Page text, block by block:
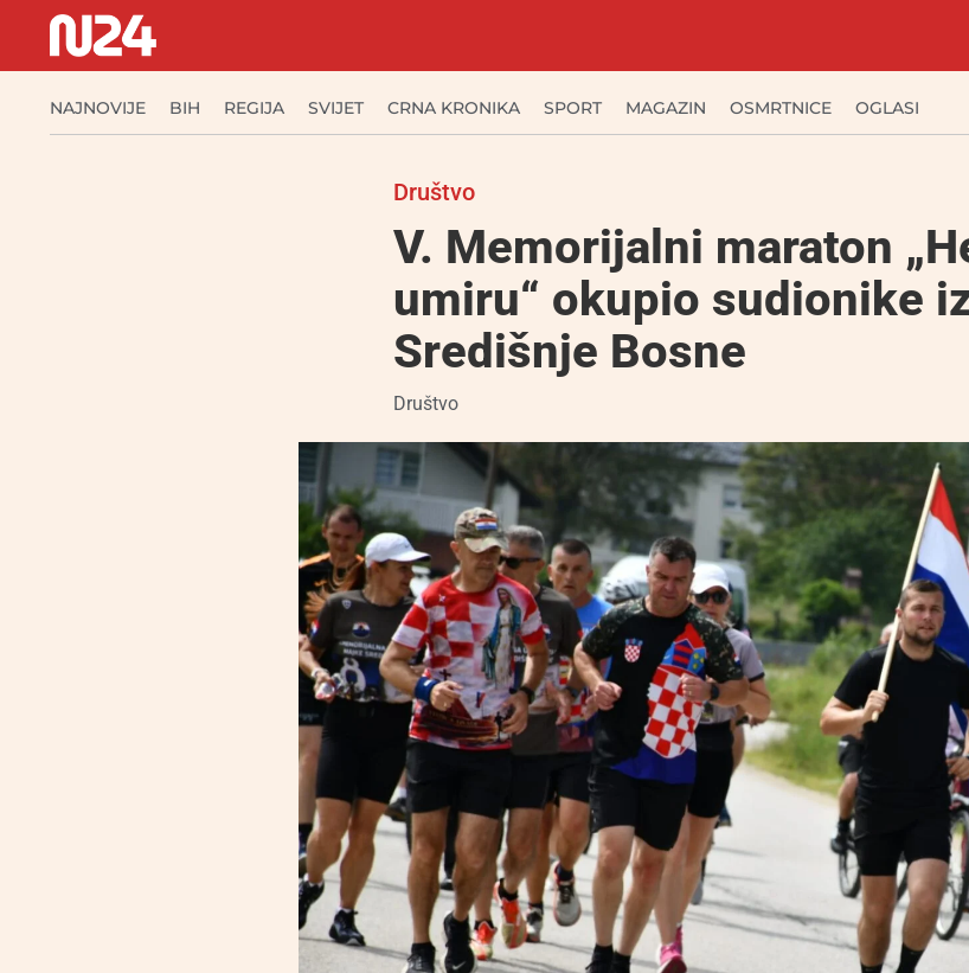
NAJNOVIJE BIH REGIJA SVIJET CRNA KRONIKA SPORT MAGAZIN OSMRTNICE OGLASI
Društvo
V. Memorijalni maraton
umiru“ okupio sudionike
Središnje Bosne
Društvo